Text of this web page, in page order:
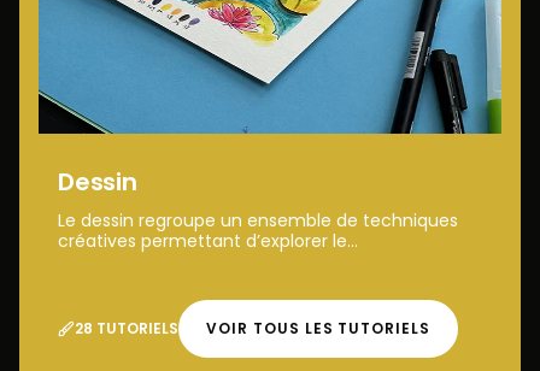
Dessin
Le dessin regroupe un ensemble de techniques
créatives permettant d’explorer le...
28 TUTORIELS VOIR TOUS LES TUTORIELS